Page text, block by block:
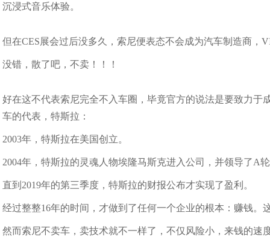
沉浸式音乐体验。
但在CES展会过后没多久，索尼便表态不会成为汽车制造商，
没错，散了吧，不卖！！！
好在这不代表索尼完全不入车圈，毕竟官方的说法是要致力
车的代表，特斯拉：
2003年，特斯拉在美国创立。
2004年，特斯拉的灵魂人物埃隆马斯克进入公司，并领导了A
直到2019年的第三季度，特斯拉的财报公布才实现了盈利。
经过整整16年的时间，才做到了任何一个企业的根本：赚钱。
然而索尼不卖车，卖技术就不一样了，不仅风险小，来钱的